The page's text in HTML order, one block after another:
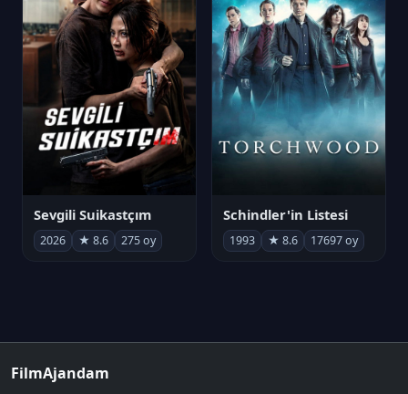
Sevgili Suikastçım
2026 ★ 8.6 275 oy
Schindler'in Listesi
1993 ★ 8.6 17697 oy
FilmAjandam